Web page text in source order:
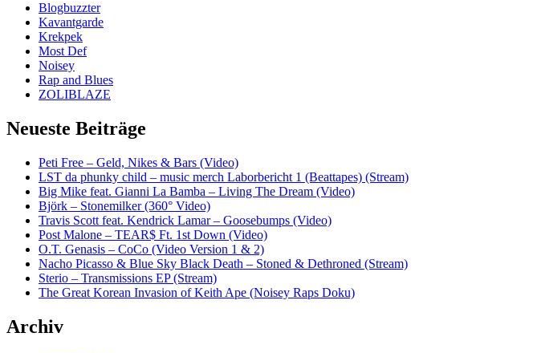
Blogbuzzter
Kavantgarde
Krekpek
Most Def
Noisey
Rap and Blues
ZOLIBLAZE
Neueste Beiträge
Peti Free – Geld, Nikes & Bars (Video)
LST da phunky child – music merch Laborbericht 1 (Beattapes) (Stream)
Big Mike feat. Gianni La Bamba – Living The Dream (Video)
Björk – Stonemilker (360° Video)
Travis Scott feat. Kendrick Lamar – Goosebumps (Video)
Post Malone – TEAR$ Ft. 1st Down (Video)
O.T. Genasis – CoCo (Video Version 1 & 2)
Nacho Picasso & Blue Sky Black Death – Stoned & Dethroned (Stream)
Sterio – Transmissions EP (Stream)
The Great Korean Invasion of Keith Ape (Noisey Raps Doku)
Archiv